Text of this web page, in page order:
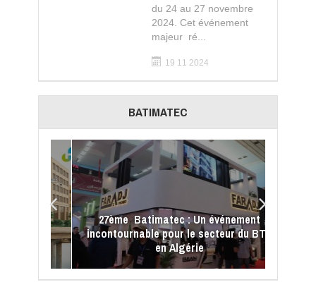
du 24 au 27 novembre
2024. Cet événement
majeur ré...
19 11 2024
BATIMATEC
27ème Batimatec : Un événement
incontournable pour le secteur du BTP
en Algérie